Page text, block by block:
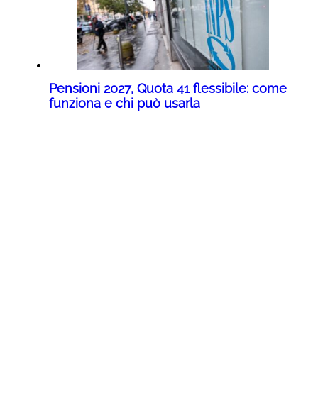
Pensioni 2027, Quota 41 flessibile: come
funziona e chi può usarla